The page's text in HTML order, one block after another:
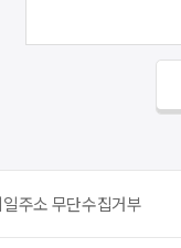
주소 무단수집거부